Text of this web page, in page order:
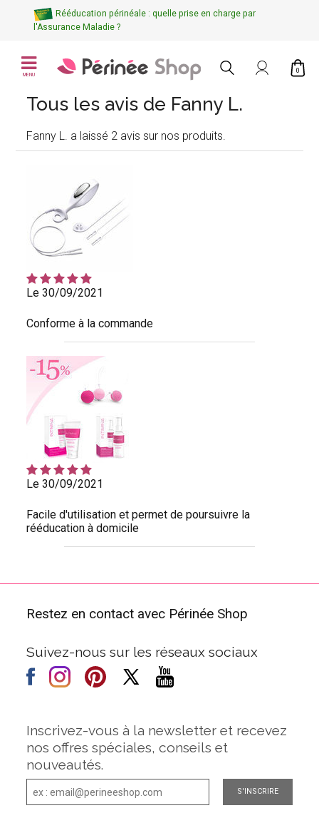
Rééducation périnéale : quelle prise en charge par
l'Assurance Maladie ?
MENU
0
Tous les avis de Fanny L.
Fanny L. a laissé 2 avis sur nos produits.
Le 30/09/2021
Conforme à la commande
Le 30/09/2021
Facile d'utilisation et permet de poursuivre la
rééducation à domicile
Restez en contact avec Périnée Shop
Suivez-nous sur les réseaux sociaux
Inscrivez-vous à la newsletter et recevez
nos offres spéciales, conseils et
nouveautés.
S'INSCRIRE